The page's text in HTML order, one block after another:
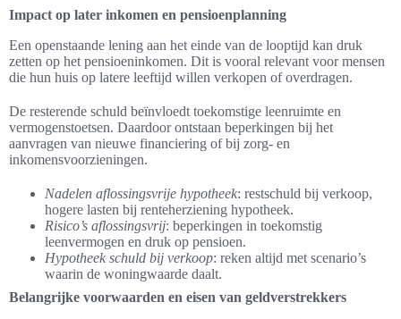
Impact op later inkomen en pensioenplanning
Een openstaande lening aan het einde van de looptijd kan druk
zetten op het pensioeninkomen. Dit is vooral relevant voor mensen
die hun huis op latere leeftijd willen verkopen of overdragen.
De resterende schuld beïnvloedt toekomstige leenruimte en
vermogenstoetsen. Daardoor ontstaan beperkingen bij het
aanvragen van nieuwe financiering of bij zorg- en
inkomensvoorzieningen.
Nadelen aflossingsvrije hypotheek: restschuld bij verkoop,
hogere lasten bij renteherziening hypotheek.
Risico’s aflossingsvrij: beperkingen in toekomstig
leenvermogen en druk op pensioen.
Hypotheek schuld bij verkoop: reken altijd met scenario’s
waarin de woningwaarde daalt.
Belangrijke voorwaarden en eisen van geldverstrekkers